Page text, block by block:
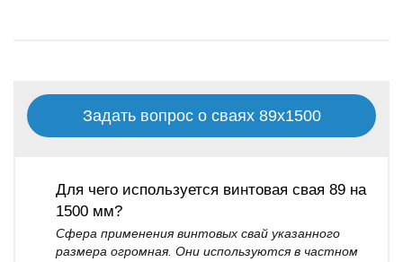
Задать вопрос о сваях 89х1500
Для чего используется винтовая свая 89 на
1500 мм?
Сфера применения винтовых свай указанного
размера огромная. Они используются в частном